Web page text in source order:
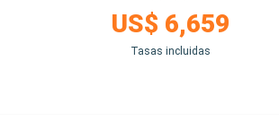
US$ 6,659
Tasas incluidas